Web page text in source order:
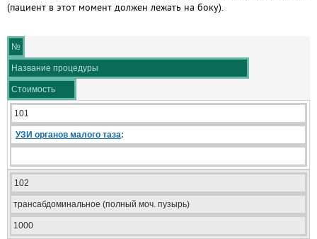
(пациент в этот момент должен лежать на боку).
№
Название процедуры
Стоимость
101
УЗИ органов малого таза:
102
трансабдоминальное (полный моч. пузырь)
1000